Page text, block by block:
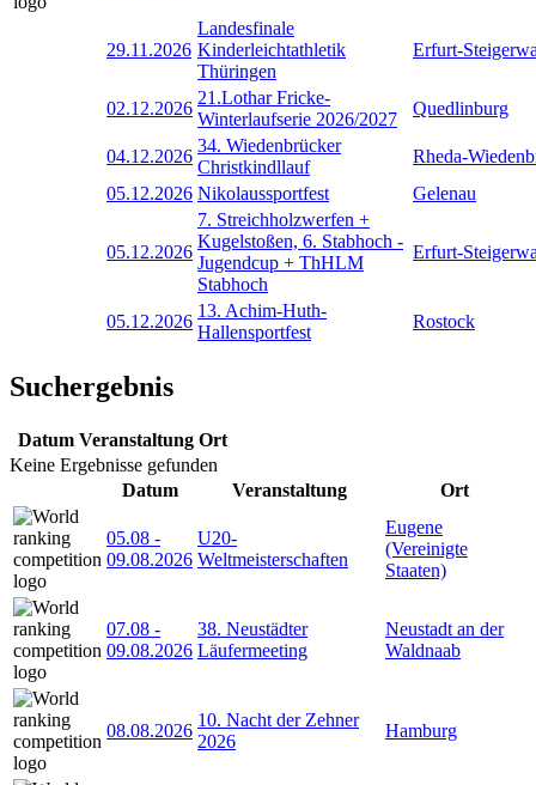
29.11.2026
Landesfinale
Kinderleichtathletik
Thüringen
Erfurt-
02.12.2026
21.Lothar Fricke-
Winterlaufserie 2026/2027
Quedlinburg
04.12.2026
34. Wiedenbrücker
Christkindllauf
Rheda-
05.12.2026 Nikolaussportfest Gelenau
05.12.2026
7. Streichholzwerfen +
Kugelstoßen, 6. Stabhoch -
Jugendcup + ThHLM
Stabhoch
Erfurt-
05.12.2026
13. Achim-Huth-
Hallensportfest
Rostock
Suchergebnis
Datum Veranstaltung Ort
Keine Ergebnisse gefunden
Datum
Veranstaltung Ort
05.08 -
09.08.2026
U20-
Weltmeisterschaften
Eugene
(Vereinigte
Staaten)
07.08 -
09.08.2026
38. Neustädter
Läufermeeting
Neustadt an der
Waldnaab
08.08.2026
10. Nacht der Zehner
2026
Hamburg